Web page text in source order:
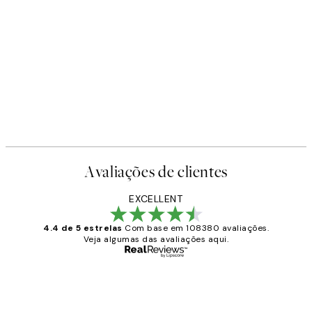
Avaliações de clientes
EXCELLENT
4.4 de 5 estrelas Com base em 108380 avaliações.
Veja algumas das avaliações aqui.